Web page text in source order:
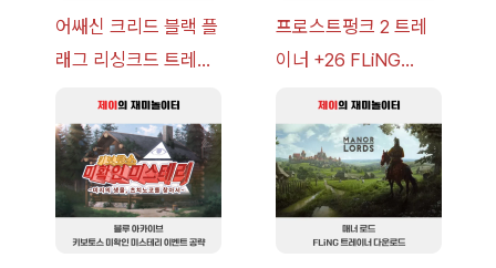
어쌔신 크리드 블랙 플
래그 리싱크드 트레이
v1.0+] 다운로드
프로스트펑크 2 트레
이너 +26 FLiNG
드